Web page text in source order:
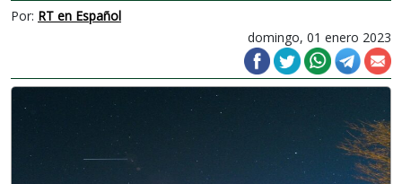
Por: RT en Español
domingo, 01 enero 2023